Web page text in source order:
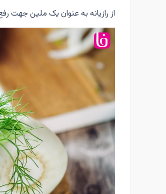
از رازیانه به عنوان یک ملین جهت